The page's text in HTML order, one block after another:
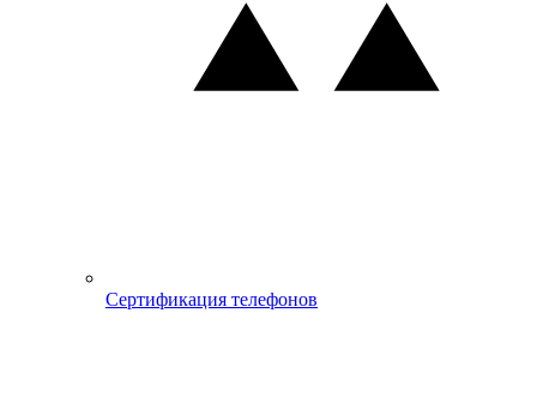
Сертификация телефонов